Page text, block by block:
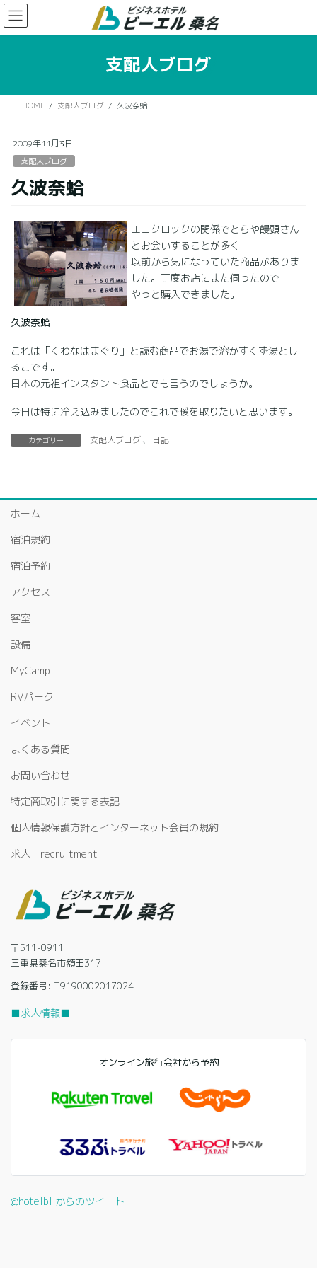
コ
ン
テ
移
ナ
ビ
ゲ
ン
支配人ブログ
HOME 支配人ブログ 久波奈蛤
2009年11月3日
支配人ブログ
久波奈蛤
エコクロックの関係でとらや饅頭さん
とお会いすることが多く
以前から気になっていた商品がありま
した。丁度お店にまた伺ったので
やっと購入できました。
久波奈蛤
これは「くわなはまぐり」と読む商品でお湯で溶かすくず湯とし
るこです。
日本の元祖インスタント食品とでも言うのでしょうか。
今日は特に冷え込みましたのでこれで暖を取りたいと思います。
カテゴリー 支配人ブログ、 日記
ホーム
宿泊規約
宿泊予約
アクセス
客室
設備
MyCamp
RVパーク
イベント
よくある質問
お問い合わせ
特定商取引に関する表記
個人情報保護方針とインターネット会員の規約
求人 recruitment
〒511-0911
三重県桑名市額田317
登録番号: T9190002017024
■求人情報■
オンライン旅行会社から予約
@hotelbl からのツイート